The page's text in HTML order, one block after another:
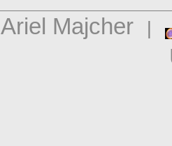
Ariel Majcher |